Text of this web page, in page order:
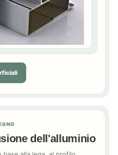
dell'alluminio